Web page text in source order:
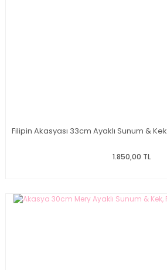
Filipin Akasyası 33cm Ayaklı Sunum &
1.850,00 TL